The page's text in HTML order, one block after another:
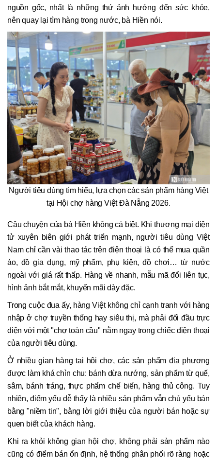
nguồn gốc, nhất là những thứ ảnh hưởng đến sức khỏe,
nên quay lại tìm hàng trong nước, bà Hiền nói.
Người tiêu dùng tìm hiểu, lựa chọn các sản phẩm hàng Việt
tại Hội chợ hàng Việt Đà Nẵng 2026.
Câu chuyện của bà Hiền không cá biệt. Khi thương mại điện
tử xuyên biên giới phát triển mạnh, người tiêu dùng Việt
Nam chỉ cần vài thao tác trên điện thoại là có thể mua quần
áo, đồ gia dụng, mỹ phẩm, phụ kiện, đồ chơi… từ nước
ngoài với giá rất thấp. Hàng về nhanh, mẫu mã đổi liên tục,
hình ảnh bắt mắt, khuyến mãi dày đặc.
Trong cuộc đua ấy, hàng Việt không chỉ cạnh tranh với hàng
nhập ở chợ truyền thống hay siêu thị, mà phải đối đầu trực
diện với một "chợ toàn cầu" nằm ngay trong chiếc điện thoại
của người tiêu dùng.
Ở nhiều gian hàng tại hội chợ, các sản phẩm địa phương
được làm khá chỉn chu: bánh dừa nướng, sản phẩm từ quế,
sâm, bánh tráng, thực phẩm chế biến, hàng thủ công. Tuy
nhiên, điểm yếu dễ thấy là nhiều sản phẩm vẫn chủ yếu bán
bằng "niềm tin", bằng lời giới thiệu của người bán hoặc sự
quen biết của khách hàng.
Khi ra khỏi không gian hội chợ, không phải sản phẩm nào
cũng có điểm bán ổn định, hệ thống phân phối rõ ràng hoặc